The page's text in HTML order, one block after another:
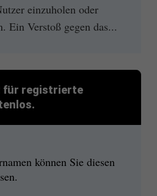
einzuholen oder
Ein Verstoß gegen das...
für registrierte
können Sie diesen